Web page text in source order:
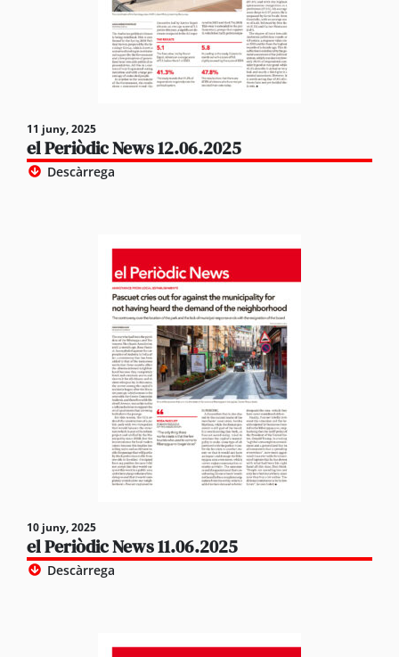
11 juny, 2025
el Periòdic News 12.06.2025
Descàrrega
10 juny, 2025
el Periòdic News 11.06.2025
Descàrrega